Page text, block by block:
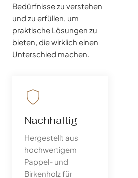
Bedürfnisse zu verstehen
und zu erfüllen, um
praktische Lösungen zu
bieten, die wirklich einen
Unterschied machen.
Nachhaltig
Hergestellt aus
hochwertigem
Pappel- und
Birkenholz für